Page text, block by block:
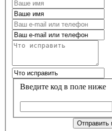
Введите код в поле ниже
Отправить